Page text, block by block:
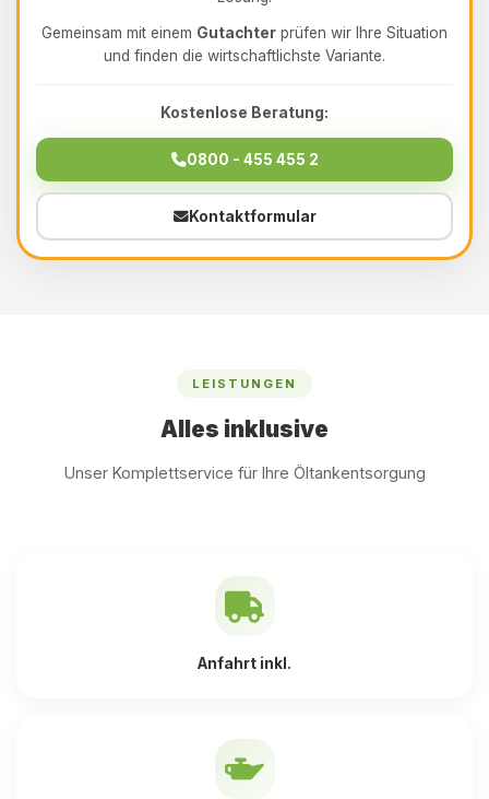
Gemeinsam mit einem Gutachter prüfen wir Ihre Situation
und finden die wirtschaftlichste Variante.
Kostenlose Beratung:
0800 - 455 455 2
Kontaktformular
LEISTUNGEN
Alles inklusive
Unser Komplettservice für Ihre Öltankentsorgung
Anfahrt inkl.